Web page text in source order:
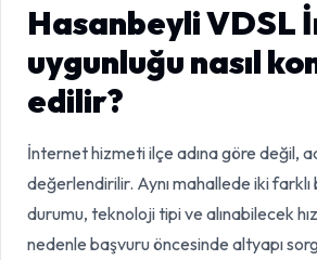
Hasanbeyli VDSL
uygunluğu nasıl
edilir?
İnternet hizmeti ilçe adına göre değil,
değerlendirilir. Aynı mahallede iki
durumu, teknoloji tipi ve alınabilecek
nedenle başvuru öncesinde altyapı